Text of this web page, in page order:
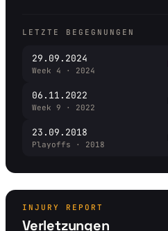
LETZTE BEGEGNUNGEN
29.09.2024
Week 4 · 2024
06.11.2022
Week 9 · 2022
23.09.2018
Playoffs · 2018
INJURY REPORT
Verletzungen